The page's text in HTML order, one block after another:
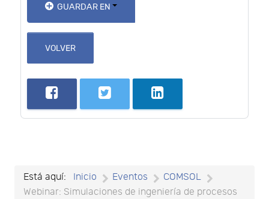
GUARDAR EN
VOLVER
Está aquí: Inicio Eventos
COMSOL
Webinar: Simulaciones de ingeniería de procesos